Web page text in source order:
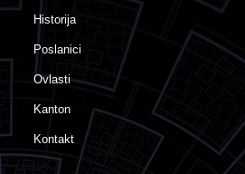
Historija
Poslanici
Ovlasti
Kanton
Kontakt